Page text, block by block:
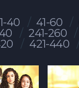
40 41-60
241-260
421-440